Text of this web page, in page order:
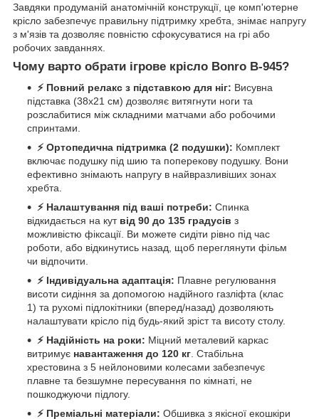
Завдяки продуманій анатомічній конструкції, це комп'ютерне
крісло забезпечує правильну підтримку хребта, знімає напругу
з м'язів та дозволяє повністю сфокусуватися на грі або
робочих завданнях.
Чому варто обрати ігрове крісло Bonro B-945?
⚡ Повний релакс з підставкою для ніг: Висувна
підставка (38х21 см) дозволяє витягнути ноги та
розслабитися між складними матчами або робочими
спринтами.
⚡ Ортопедична підтримка (2 подушки): Комплект
включає подушку під шию та поперекову подушку. Вони
ефективно знімають напругу в найвразливіших зонах
хребта.
⚡ Налаштування під ваші потреби: Спинка
відкидається на кут від 90 до 135 градусів з
можливістю фіксації. Ви можете сидіти рівно під час
роботи, або відкинутись назад, щоб переглянути фільм
чи відпочити.
⚡ Індивідуальна адаптація: Плавне регулювання
висоти сидіння за допомогою надійного газліфта (клас
1) та рухомі підлокітники (вперед/назад) дозволяють
налаштувати крісло під будь-який зріст та висоту столу.
⚡ Надійність на роки: Міцний металевий каркас
витримує навантаження до 120 кг. Стабільна
хрестовина з 5 нейлоновими колесами забезпечує
плавне та безшумне пересування по кімнаті, не
пошкоджуючи підлогу.
⚡ Преміальні матеріали: Обшивка з якісної екошкіри